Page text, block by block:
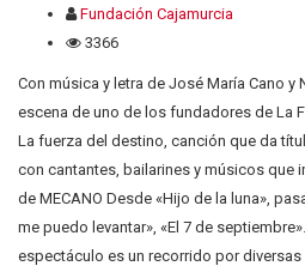
Fundación Cajamurcia
3366
Con música y letra de José María Cano y
escena de uno de los fundadores de La
La fuerza del destino, canción que da
con cantantes, bailarines y músicos que
de MECANO Desde «Hijo de la luna»,
me puedo levantar», «El 7 de
espectáculo es un recorrido por